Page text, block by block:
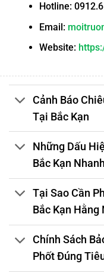
Hotline:
Email:
Website:
Cảnh Báo
Tại Bắc Kạn
Những Dấu
Bắc Kạn
Tại Sao Cần
Bắc Kạn Hằng
Chính Sách
Phốt Đúng